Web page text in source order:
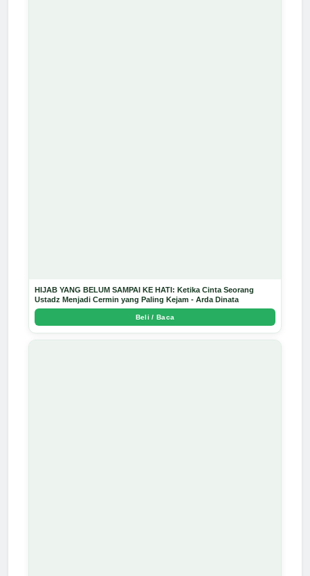
HIJAB YANG BELUM SAMPAI KE HATI: Ketika Cinta Seorang
Ustadz Menjadi Cermin yang Paling Kejam - Arda Dinata
Beli / Baca